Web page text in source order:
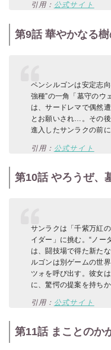
引用： 公式サイト
第9話 華やかなる
ペンシルゴンは安定志
強種”の一角「墓守のウ
は、サードレマで偶然
とお願いされ…。その
進入したサンラクの前
引用： 公式サイト
第10話 やろうぜ、
サンラクは「千紫万紅
イダー」に挑む。“ノー
は、闘技場で得た新た
ルゴンは別ゲームの世
ツォを呼び出す。彼女
に、驚愕の提案を持ち
引用： 公式サイト
第11話 まことのか